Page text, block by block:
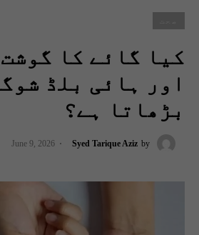
کیا گائے کا
اور ہائی بلڈ
بڑھاتا ہے؟
by
Syed Tarique Aziz
June 9, 2026